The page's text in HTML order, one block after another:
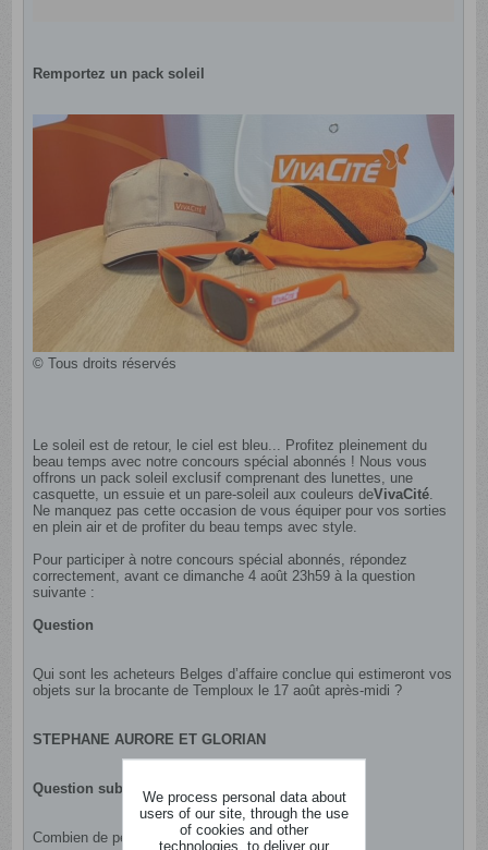
Remportez un pack soleil
© Tous droits réservés
Le soleil est de retour, le ciel est bleu... Profitez pleinement du
beau temps avec notre concours spécial abonnés ! Nous vous
offrons un pack soleil exclusif comprenant des lunettes, une
casquette, un essuie et un pare-soleil aux couleurs deVivaCité
Ne manquez pas cette occasion de vous équiper pour vos sorties
en plein air et de profiter du beau temps avec style.
Pour participer à notre concours spécial abonnés, répondez
correctement, avant ce dimanche 4 août 23h59 à la question
suivante :
Question
Qui sont les acheteurs Belges d’affaire conclue qui estimeront vos
objets sur la brocante de Temploux le 17 août après-midi ?
STEPHANE AURORE ET GLORIAN
Question subsidiaire
Combien de personnes participeront à ce concours ?
We process personal data about
users of our site, through the use
of cookies and other
technologies, to deliver our